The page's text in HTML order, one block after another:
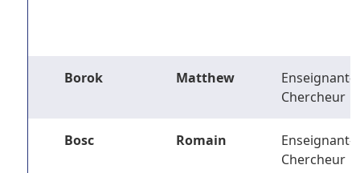
Borok Matthew
Enseignant-
Chercheur
Bosc Romain
Enseignant-
Chercheur